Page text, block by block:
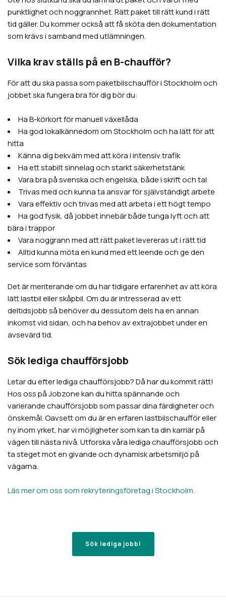
punktlighet och noggrannhet. Rätt paket till rätt kund i rätt
tid gäller. Du kommer också att få sköta den dokumentation
som krävs i samband med utlämningen.
Vilka krav ställs på en B-chaufför?
För att du ska passa som paketbilschaufför i Stockholm och
jobbet ska fungera bra för dig bör du:
Ha B-körkort för manuell växellåda
Ha god lokalkännedom om Stockholm och ha lätt för att
hitta
Känna dig bekväm med att köra i intensiv trafik
Ha ett stabilt sinnelag och starkt säkerhetstänk
Vara bra på svenska och engelska, både i skrift och tal
Trivas med och kunna ta ansvar för självständigt arbete
Vara effektiv och trivas med att arbeta i ett högt tempo
Ha god fysik, då jobbet innebär både tunga lyft och att
bära i trappor
Vara noggrann med att rätt paket levereras ut i rätt tid
Alltid kunna möta en kund med ett leende och ge den
service som förväntas
Det är meriterande om du har tidigare erfarenhet av att köra
lätt lastbil eller skåpbil. Om du är intresserad av ett
deltidsjobb så behöver du dessutom dels ha en annan
inkomst vid sidan, och ha behov av extrajobbet under en
avsevärd tid.
Sök lediga chaufförsjobb
Letar du efter lediga chaufförsjobb? Då har du kommit rätt!
Hos oss på Jobzone kan du hitta spännande och
varierande chaufförsjobb som passar dina färdigheter och
önskemål. Oavsett om du är en erfaren lastbilschaufför eller
ny inom yrket, har vi möjligheter som kan ta din karriär på
vägen till nästa nivå. Utforska våra lediga chaufförsjobb och
ta steget mot en givande och dynamisk arbetsmiljö på
vägarna.
Läs mer om oss som rekryteringsföretag i Stockholm.
Sök lediga jobb!